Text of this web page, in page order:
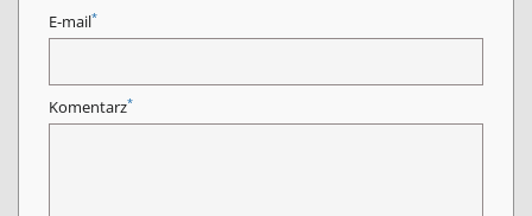
E-mail*
Komentarz*